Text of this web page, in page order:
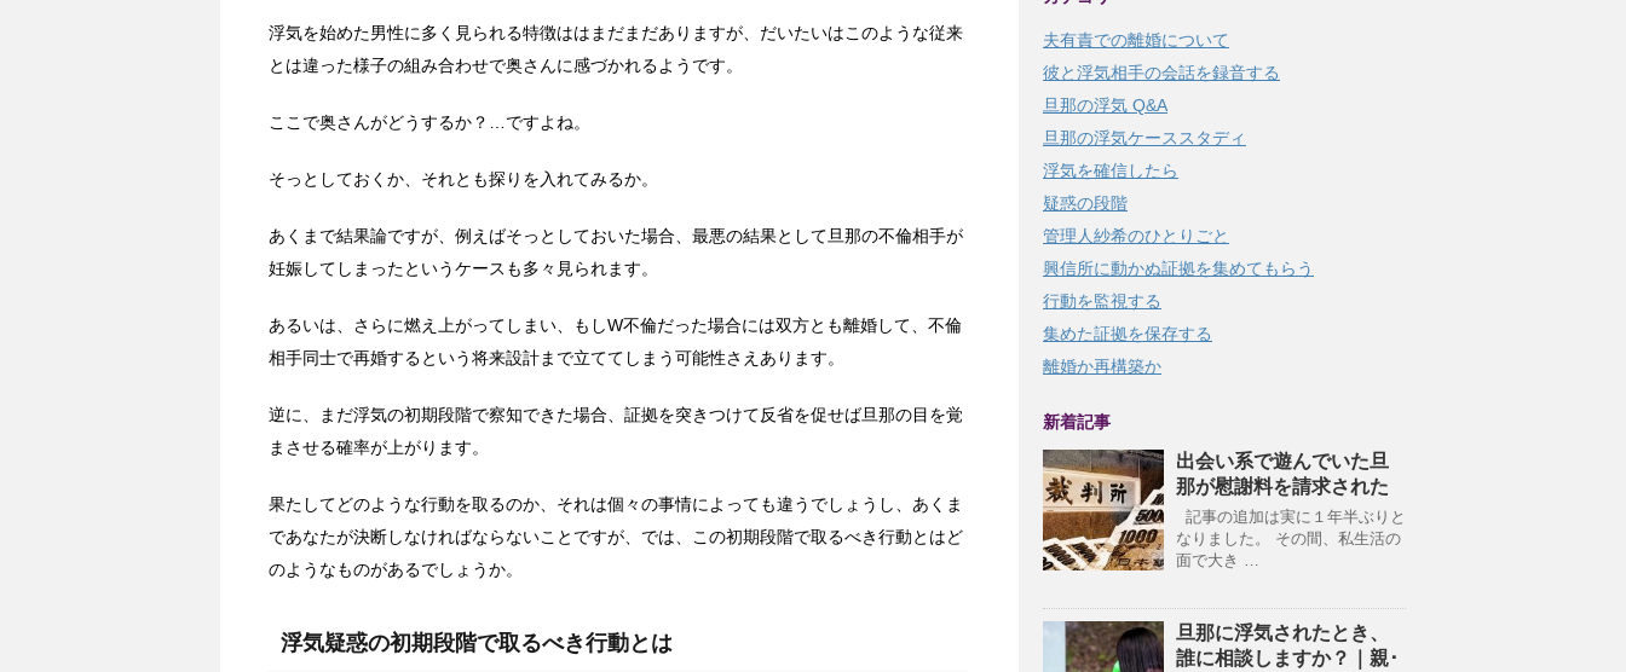
浮気を始めた男性に多く見られる特徴ははまだまだありますが、だいたいはこのような従来
とは違った様子の組み合わせで奥さんに感づかれるようです。
ここで奥さんがどうするか？…ですよね。
そっとしておくか、それとも探りを入れてみるか。
あくまで結果論ですが、例えばそっとしておいた場合、最悪の結果として旦那の不倫相手が
妊娠してしまったというケースも多々見られます。
あるいは、さらに燃え上がってしまい、もしW不倫だった場合には双方とも離婚して、不倫
相手同士で再婚するという将来設計まで立ててしまう可能性さえあります。
逆に、まだ浮気の初期段階で察知できた場合、証拠を突きつけて反省を促せば旦那の目を覚
まさせる確率が上がります。
果たしてどのような行動を取るのか、それは個々の事情によっても違うでしょうし、あくま
であなたが決断しなければならないことですが、では、この初期段階で取るべき行動とはど
のようなものがあるでしょうか。
浮気疑惑の初期段階で取るべき行動とは
夫有責での離婚について
彼と浮気相手の会話を録音する
旦那の浮気 Q&A
旦那の浮気ケーススタディ
浮気を確信したら
疑惑の段階
管理人紗希のひとりごと
興信所に動かぬ証拠を集めてもらう
行動を監視する
集めた証拠を保存する
離婚か再構築か
新着記事
出会い系で遊んでいた旦
那が慰謝料を請求された
記事の追加は実に１年半ぶりと
なりました。 その間、私生活の
面で大き …
旦那に浮気されたとき、
誰に相談しますか？｜親･